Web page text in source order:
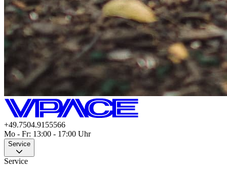
+49.7504.9155566
Mo - Fr: 13:00 - 17:00 Uhr
Service
Service